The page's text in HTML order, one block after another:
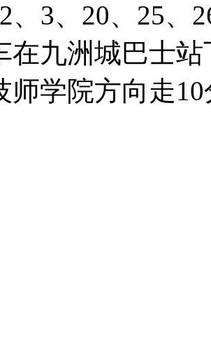
、3、20、25、
在九洲城巴士站
学院方向走10